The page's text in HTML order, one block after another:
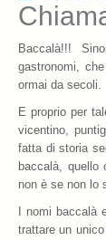
Archivio 2017
Archivio 2010-
Archivio
Bacalà Club
Sulla Rotta del
La Ricetta
I Ristoranti
Baccalà!!!
gastronomi,
ormai da secoli.
E proprio per
vicentino,
fatta di storia
baccalà, quello
non è se non lo
I nomi
trattare un